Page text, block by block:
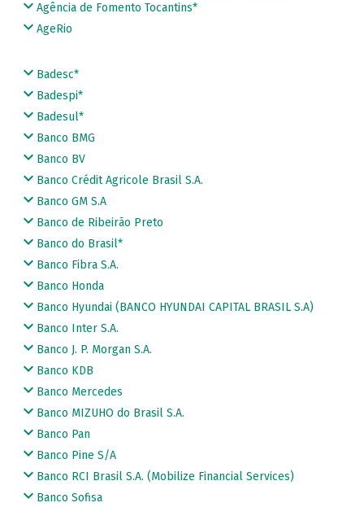
Agência de Fomento Tocantins*
AgeRio
Badesc*
Badespi*
Badesul*
Banco BMG
Banco BV
Banco Crédit Agricole Brasil S.A.
Banco GM S.A
Banco de Ribeirão Preto
Banco do Brasil*
Banco Fibra S.A.
Banco Honda
Banco Hyundai (BANCO HYUNDAI CAPITAL BRASIL S.A)
Banco Inter S.A.
Banco J. P. Morgan S.A.
Banco KDB
Banco Mercedes
Banco MIZUHO do Brasil S.A.
Banco Pan
Banco Pine S/A
Banco RCI Brasil S.A. (Mobilize Financial Services)
Banco Sofisa